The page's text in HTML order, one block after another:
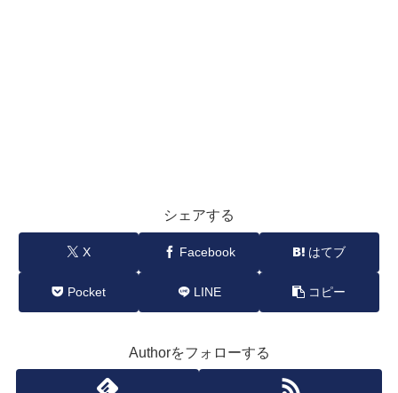
シェアする
X Facebook はてブ
Pocket LINE コピー
Authorをフォローする